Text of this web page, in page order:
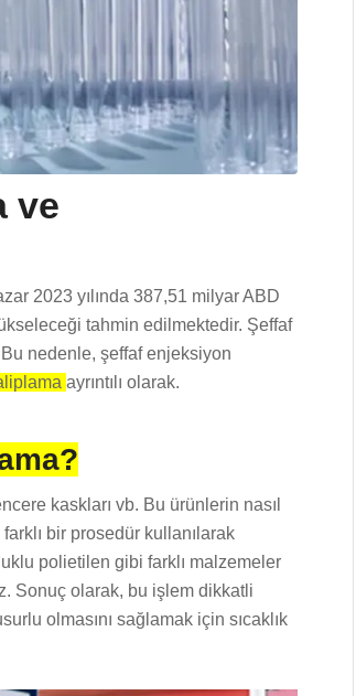
ve
2023 yılında 387,51 milyar ABD
tahmin edilmektedir. Şeffaf
nedenle, şeffaf enjeksiyon
ayrıntılı olarak.
kaskları vb. Bu ürünlerin nasıl
bir prosedür kullanılarak
polietilen gibi farklı malzemeler
Sonuç olarak, bu işlem dikkatli
olmasını sağlamak için sıcaklık